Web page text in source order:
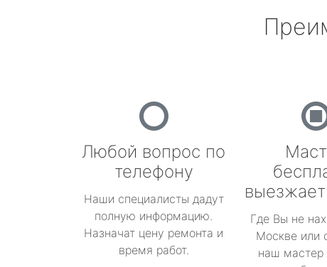
Любой вопрос по
телефону
Наши специалисты дадут
полную информацию.
Назначат цену ремонта и
время работ.
Где Вы не
Москве или
наш